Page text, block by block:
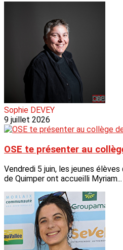
Sophie DEVEY
9 juillet 2026
OSE te présenter au
Vendredi 5 juin, les jeunes
de Quimper ont accueilli Myriam...